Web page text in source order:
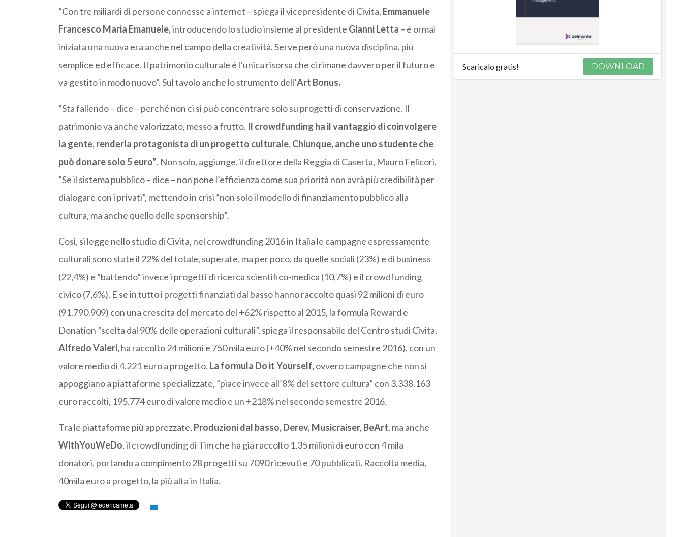
“Con tre miliardi di persone connesse a internet – spiega il vicepresidente di Civita, Emmanuele
Francesco Maria Emanuele,introducendo lo studio insieme al presidente Gianni Letta – è ormai
iniziata una nuova era anche nel campo della creatività. Serve però una nuova disciplina, più
semplice ed efficace. Il patrimonio culturale è l’unica risorsa che ci rimane davvero per il futuro e
va gestito in modo nuovo”. Sul tavolo anche lo strumento dell’Art Bonus.
”Sta fallendo – dice – perché non ci si può concentrare solo su progetti di conservazione. Il
patrimonio va anche valorizzato, messo a frutto. Il crowdfunding ha il vantaggio di coinvolgere
la gente, renderla protagonista di un progetto culturale. Chiunque, anche uno studente che
può donare solo 5 euro”. Non solo, aggiunge, il direttore della Reggia di Caserta, Mauro Felicori.
”Se il sistema pubblico – dice – non pone l’efficienza come sua priorità non avrà più credibilità per
dialogare con i privati”, mettendo in crisi ”non solo il modello di finanziamento pubblico alla
cultura, ma anche quello delle sponsorship”.
Così, si legge nello studio di Civita, nel crowdfunding 2016 in Italia le campagne espressamente
culturali sono state il 22% del totale, superate, ma per poco, da quelle sociali (23%) e di business
(22,4%) e ”battendo” invece i progetti di ricerca scientifico-medica (10,7%) e il crowdfunding
civico (7,6%). E se in tutto i progetti finanziati dal basso hanno raccolto quasi 92 milioni di euro
(91.790.909) con una crescita del mercato del +62% rispetto al 2015, la formula Reward e
Donation ”scelta dal 90% delle operazioni culturali”, spiega il responsabile del Centro studi Civita,
Alfredo Valeri,ha raccolto 24 milioni e 750 mila euro (+40% nel secondo semestre 2016), con un
valore medio di 4.221 euro a progetto. La formula Do it Yourself,ovvero campagne che non si
appoggiano a piattaforme specializzate, ”piace invece all’8% del settore cultura” con 3.338.163
euro raccolti, 195.774 euro di valore medio e un +218% nel secondo semestre 2016.
Tra le piattaforme più apprezzate, Produzioni dal basso, Derev, Musicraiser, BeArt, ma anche
WithYouWeDo, il crowdfunding di Tim che ha già raccolto 1,35 milioni di euro con 4 mila
donatori, portando a compimento 28 progetti su 7090 ricevuti e 70 pubblicati. Raccolta media,
40mila euro a progetto, la più alta in Italia.
Scaricalo gratis! DOWNLOAD